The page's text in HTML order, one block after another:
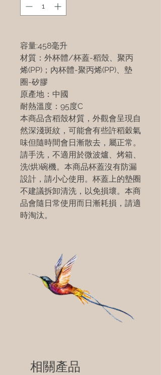
容量:458毫升
材質：外杯體/杯蓋-稻殼、聚丙
烯(PP)；內杯體-聚丙烯(PP)、墊
圈-矽膠
原產地：中國
耐熱溫度：95度C
本商品含稻殼材質，外觀會呈現自
然深淺斑紋，可能會有些許稻穀氣
味但隨時間會日漸散去，屬正常。
請手洗，不適用於微波爐、烤箱、
洗(烘)碗機。本商品杯蓋沒有防漏
設計，請小心使用。杯蓋上的墊圈
不建議拆卸清洗，以免損壞。本商
品會隨日常使用而日漸耗損，請適
時淘汰。
相關產品